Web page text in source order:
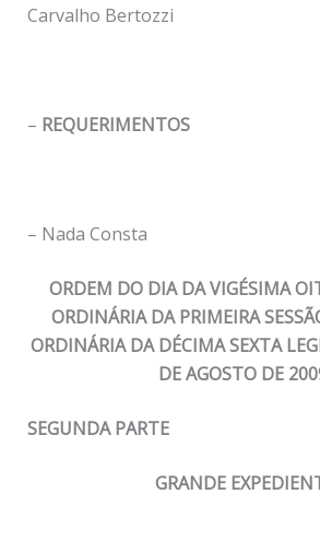
Carvalho Bertozzi
– REQUERIMENTOS
– Nada Consta
ORDEM DO DIA DA VIGÉSIMA
ORDINÁRIA DA PRIMEIRA
ORDINÁRIA DA DÉCIMA SEXTA
DE AGOSTO DE
SEGUNDA PARTE
GRANDE